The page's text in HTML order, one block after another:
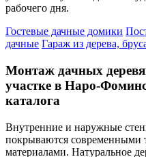
рабочего дня.
Гостевые дачные домики
дачные Гараж из дерева,
Монтаж дачных
участке в Наро-
каталога
Внутренние и наружные
покрываются современными
материалами. Натуральное